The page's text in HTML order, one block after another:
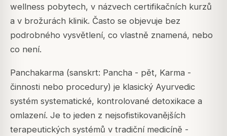
wellness pobytech, v názvech certifikačních kurzů
a v brožurách klinik. Často se objevuje bez
podrobného vysvětlení, co vlastně znamená, nebo
co není.
Panchakarma (sanskrt: Pancha - pět, Karma -
činnosti nebo procedury) je klasický Ayurvedic
systém systematické, kontrolované detoxikace a
omlazení. Je to jeden z nejsofistikovanějších
terapeutických systémů v tradiční medicíně -